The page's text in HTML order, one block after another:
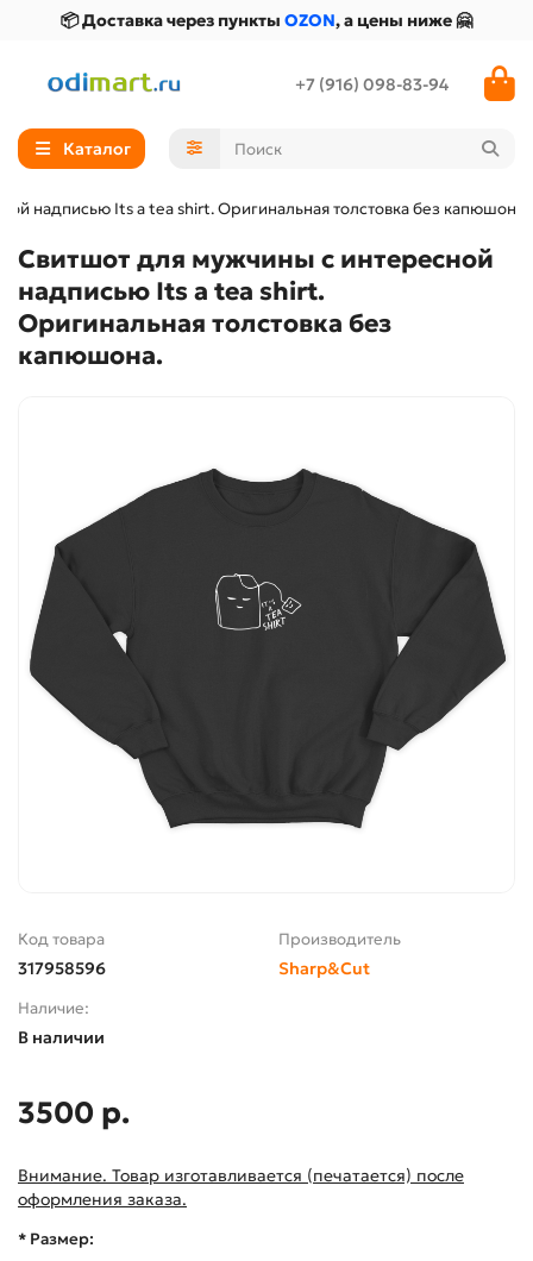
📦 Доставка через пункты OZON, а цены ниже 🤗
+7 (916) 098-83-94
Каталог
надписью Its a tea shirt. Оригинальная толстовка без капюшона.
Свитшот для мужчины с интересной
надписью Its a tea shirt.
Оригинальная толстовка без
капюшона.
Код товара
317958596
Производитель
Sharp&Cut
Наличие:
В наличии
3500 р.
Внимание. Товар изготавливается (печатается) после
оформления заказа.
* Размер: